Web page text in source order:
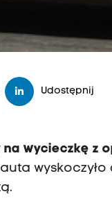
Udostępnij
wycieczkę z